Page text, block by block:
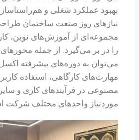
بهبود عملکرد شغلی و
نیازهای روز صنعت ساختمان
مجموعه‌ای از آموزش‌های نوین،
را در بر می‌گیرد. از جمله
می‌توان به دوره‌های پیشرفته
مهارت‌های کارگاهی، استفاده
مصنوعی در فرآیندهای کاری و
موردنیاز واحدهای مختلف شرکت